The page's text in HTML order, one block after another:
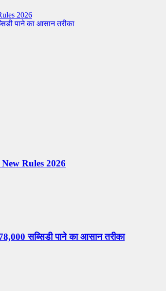
2026
पाने का आसान तरीका
Rules 2026
सब्सिडी पाने का आसान तरीका